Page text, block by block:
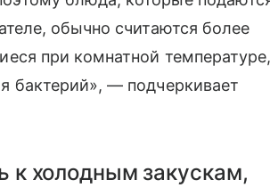
обычно считаются более
при комнатной температуре,
бактерий», — подчеркивает
к холодным закускам,